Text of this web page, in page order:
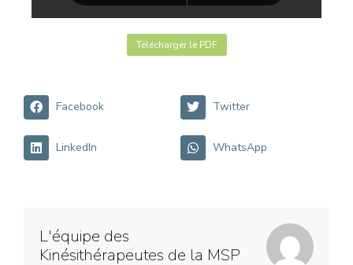
Télécharger le PDF
Facebook Twitter
LinkedIn WhatsApp
L'équipe des
Kinésithérapeutes de la MSP